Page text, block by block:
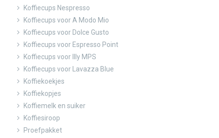
Koffiecups Nespresso
Koffiecups voor A Modo Mio
Koffiecups voor Dolce Gusto
Koffiecups voor Espresso Point
Koffiecups voor Illy MPS
Koffiecups voor Lavazza Blue
Koffiekoekjes
Koffiekopjes
Koffiemelk en suiker
Koffiesiroop
Proefpakket